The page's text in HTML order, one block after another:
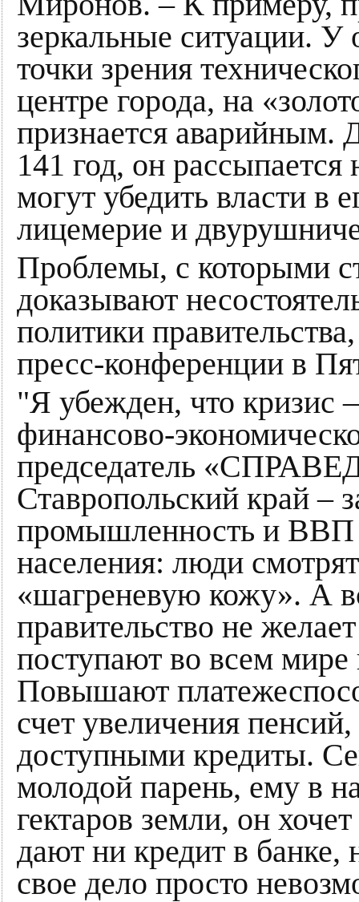
зеркальные ситуации.
точки зрения
центре города, на
признается аварийным.
141 год, он
могут убедить власти в
лицемерие и
Проблемы, с которыми
доказывают
политики
пресс-конференции в
"Я убежден, что кризис
финансово-
председатель
Ставропольский край –
промышленность и ВВП
населения: люди
«шагреневую кожу». А
правительство не
поступают во всем
Повышают
счет увеличения
доступными кредиты.
молодой парень, ему в
гектаров земли, он
дают ни кредит в банке,
свое дело просто